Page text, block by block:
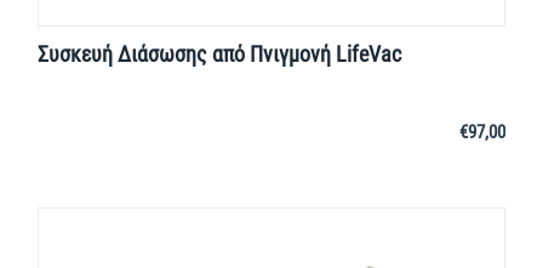
Συσκευή Διάσωσης από Πνιγμονή LifeVac
€97,00